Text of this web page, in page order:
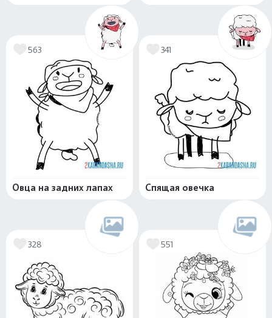
563
Овца на задних лапах
341
Спящая овечка
328 551